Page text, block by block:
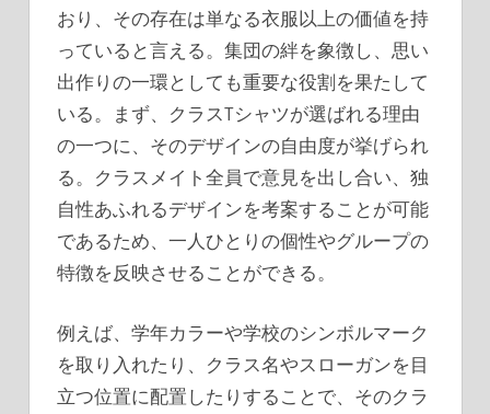
おり、その存在は単なる衣服以上の価値を持
っていると言える。集団の絆を象徴し、思い
出作りの一環としても重要な役割を果たして
いる。まず、クラスTシャツが選ばれる理由
の一つに、そのデザインの自由度が挙げられ
る。クラスメイト全員で意見を出し合い、独
自性あふれるデザインを考案することが可能
であるため、一人ひとりの個性やグループの
特徴を反映させることができる。
例えば、学年カラーや学校のシンボルマーク
を取り入れたり、クラス名やスローガンを目
立つ位置に配置したりすることで、そのクラ